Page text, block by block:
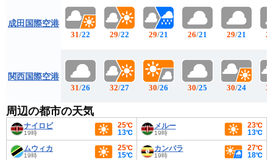
成田国際空港
関西国際空港
31/22
31/26
29/22
32/27
29/21
30/26
26/21
30/25
29/21
30/24
周辺の都市の天気
ナイロビ
19時
25℃
13℃
メルー
19時
23℃
13℃
ムウィカ
19時
25℃
15℃
カンパラ
19時
27℃
18℃